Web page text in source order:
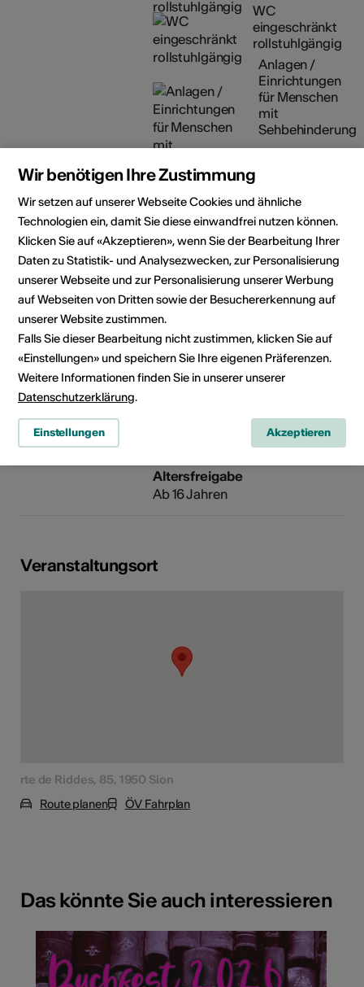
WC
eingeschränkt
rollstuhlgängig
Anlagen /
Einrichtungen
für Menschen
mit
Sehbehinderung
Details zur baulichen
Zugänglichkeit
Veranstalter
Le Port Franc
Music Club Sion
rte de Riddes, 85
1950 Sion
Telefon +41 27 321 18 93
Reservationen petzitickets.ch
et leportfranc.ch
E-Mail
Webseite
Rubrik
Art der Veranstaltung
Altersfreigabe
Ab 16 Jahren
Veranstaltungsort
rte de Riddes, 85, 1950 Sion
Route planen
ÖV Fahrplan
Das könnte Sie auch interessieren
Wir benötigen Ihre Zustimmung
Wir setzen auf unserer Webseite Cookies und ähnliche
Technologien ein, damit Sie diese einwandfrei nutzen können.
Klicken Sie auf «Akzeptieren», wenn Sie der Bearbeitung Ihrer
Daten zu Statistik- und Analysezwecken, zur Personalisierung
unserer Webseite und zur Personalisierung unserer Werbung
auf Webseiten von Dritten sowie der Besuchererkennung auf
unserer Website zustimmen.
Falls Sie dieser Bearbeitung nicht zustimmen, klicken Sie auf
«Einstellungen» und speichern Sie Ihre eigenen Präferenzen.
Weitere Informationen finden Sie in unserer unserer
Datenschutzerklärung.
Einstellungen Akzeptieren